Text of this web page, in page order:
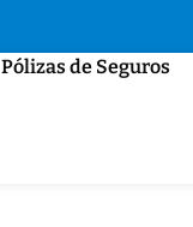
Pólizas de Seguros